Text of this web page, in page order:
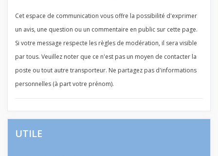
Cet espace de communication vous offre la possibilité d'exprimer
un avis, une question ou un commentaire en public sur cette page.
Si votre message respecte les règles de modération, il sera visible
par tous. Veuillez noter que ce n'est pas un moyen de contacter la
poste ou tout autre transporteur. Ne partagez pas d'informations
personnelles (à part votre prénom).
UTILE